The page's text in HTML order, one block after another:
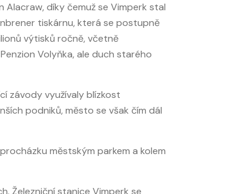
Alacraw, díky čemuž se Vimperk stal
tiskárnu, která se postupně
výtisků ročně, včetně
Volyňka, ale duch starého
závody využívaly blízkost
podniků, město se však čím dál
městským parkem a kolem
Železniční stanice Vimperk se